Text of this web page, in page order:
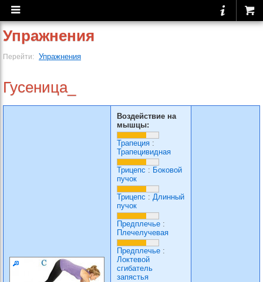
Упражнения
Перейти: Упражнения
Гусеница_
Воздействие на
мышцы:
Трапеция :
Трапецивидная
Трицепс : Боковой
пучок
Трицепс : Длинный
пучок
Предплечье :
Плечелучевая
Предплечье :
Локтевой
сгибатель
запястья